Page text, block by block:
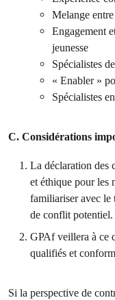
Melange
Engagement
jeunesse
Spécialistes
« Enabler »
Spécialistes
C. Considérations
La déclaration des
et éthique pour les
familiariser avec le
de conflit potentiel.
GPAf veillera à ce
qualifiés et
Si la perspective de